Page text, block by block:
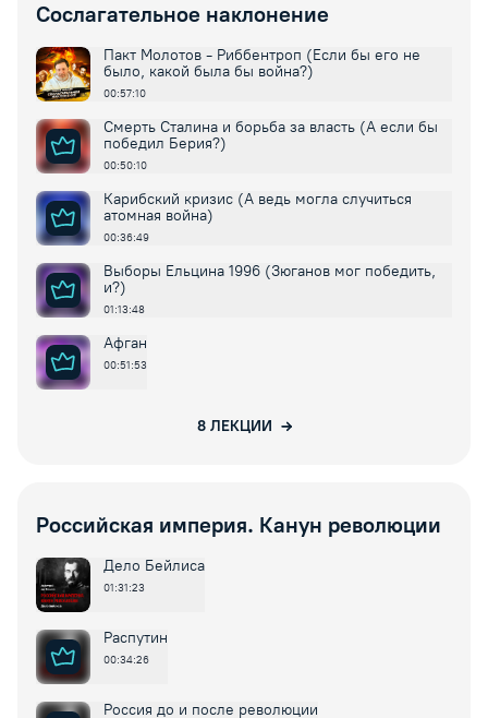
Сослагательное наклонение
Пакт Молотов - Риббентроп (Если бы его не
было, какой была бы война?)
00:57:10
Смерть Сталина и борьба за власть (А если бы
победил Берия?)
00:50:10
Карибский кризис (А ведь могла случиться
атомная война)
00:36:49
Выборы Ельцина 1996 (Зюганов мог победить,
и?)
01:13:48
Афган
00:51:53
8ЛЕКЦИИ
Российская империя. Канун революции
Дело Бейлиса
01:31:23
Распутин
00:34:26
Россия до и после революции